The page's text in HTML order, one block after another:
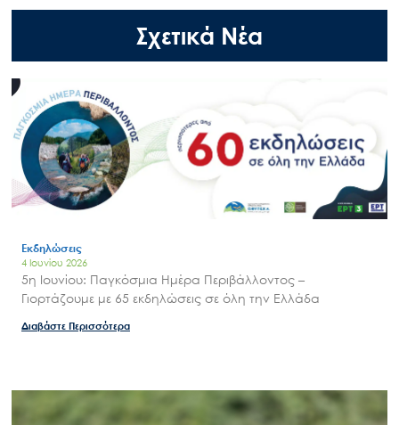
Σχετικά Νέα
Εκδηλώσεις
4 Ιουνίου 2026
5η Ιουνίου: Παγκόσμια Ημέρα Περιβάλλοντος –
Γιορτάζουμε με 65 εκδηλώσεις σε όλη την Ελλάδα
Διαβάστε Περισσότερα